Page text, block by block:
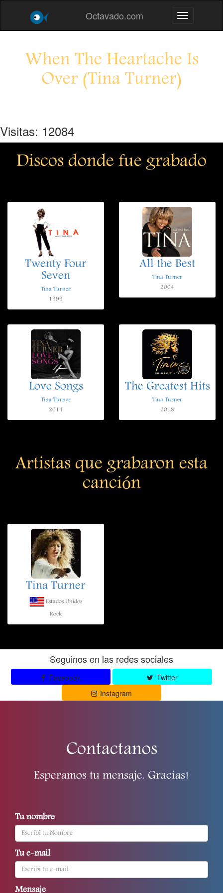
Octavado.com Toggle
When The Heartache Is
Over (Tina Turner)
Visitas: 12084
Discos donde fue grabado
Twenty Four
Seven
Tina Turner
1999
All the Best
Tina Turner
2004
Love Songs
Tina Turner
2014
The Greatest Hits
Tina Turner
2018
Artistas que grabaron esta
canción
Tina Turner
Estados Unidos
Rock
Seguinos en las redes sociales
Facebook
Twitter
Instagram
Contactanos
Esperamos tu mensaje. Gracias!
Tu nombre
Tu e-mail
Mensaje